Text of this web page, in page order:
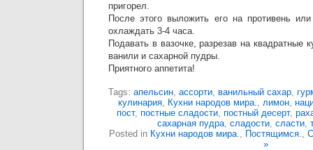
пригорел.
После этого выложить его на противень
охлаждать 3-4 часа.
Подавать в вазочке, разрезав на квадратные
ванили и сахарной пудры.
Приятного аппетита!
Tags: апельсин, ассорти, ванильный сахар,
кулинария, Кухни народов мира., лимон,
пост, постные сладости, постный десерт,
сахарная пудра, сладости, сласти,
Posted in Кухни народов мира., Постящимся.,
»